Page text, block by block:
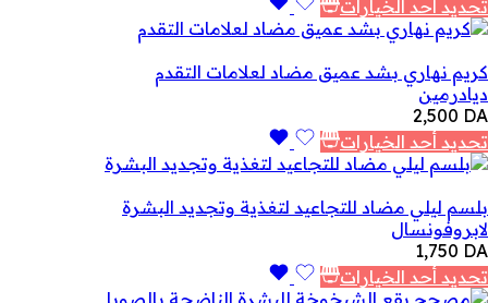
تحديد أحد الخيارات
كريم نهاري بشد عميق مضاد لعلامات التقدم
ديادرمين
2,500 DA
تحديد أحد الخيارات
بلسم ليلي مضاد للتجاعيد لتغذية وتجديد البشرة
لابروفونسال
1,750 DA
تحديد أحد الخيارات